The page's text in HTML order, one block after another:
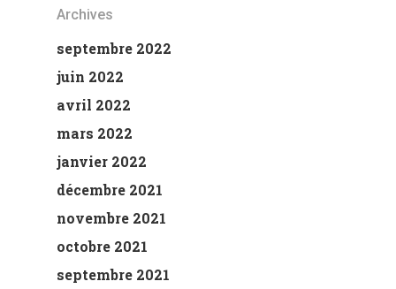
Archives
septembre 2022
juin 2022
avril 2022
mars 2022
janvier 2022
décembre 2021
novembre 2021
octobre 2021
septembre 2021